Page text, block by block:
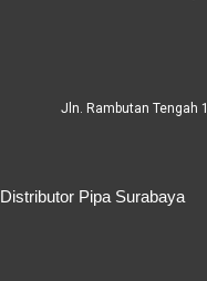
Jln. Rambutan Tengah
Distributor Pipa Surabaya